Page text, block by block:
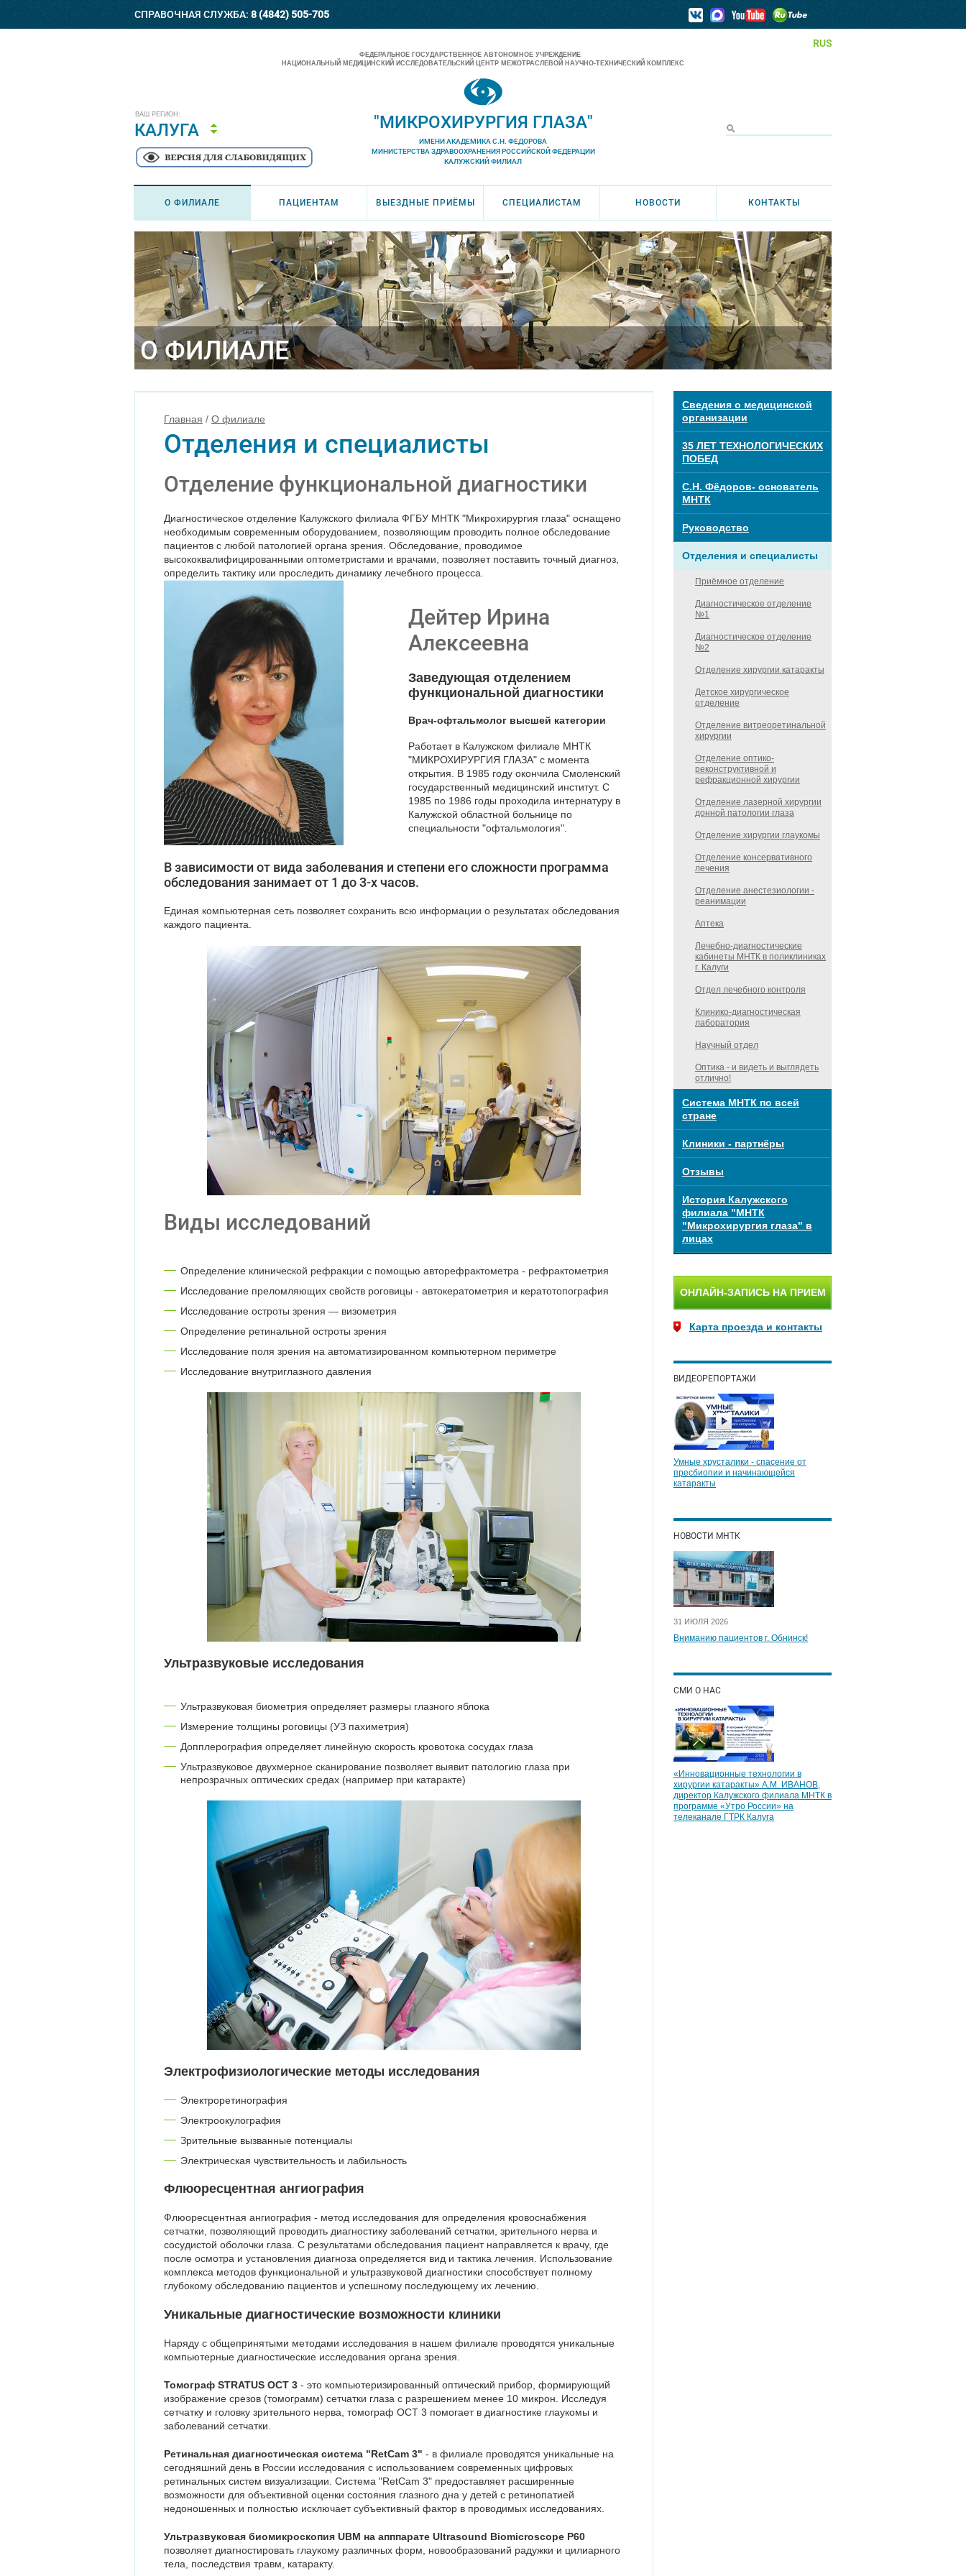
СПРАВОЧНАЯ СЛУЖБА: 8 (4842) 505-705
RUS
ВАШ РЕГИОН:
КАЛУГА
ФЕДЕРАЛЬНОЕ ГОСУДАРСТВЕННОЕ АВТОНОМНОЕ УЧРЕЖДЕНИЕ
НАЦИОНАЛЬНЫЙ МЕДИЦИНСКИЙ ИССЛЕДОВАТЕЛЬСКИЙ ЦЕНТР МЕЖОТРАСЛЕВОЙ НАУЧНО-ТЕХНИЧЕСКИЙ КОМПЛЕКС
"МИКРОХИРУРГИЯ ГЛАЗА"
ИМЕНИ АКАДЕМИКА С.Н. ФЕДОРОВА
МИНИСТЕРСТВА ЗДРАВООХРАНЕНИЯ РОССИЙСКОЙ ФЕДЕРАЦИИ
КАЛУЖСКИЙ ФИЛИАЛ
О ФИЛИАЛЕ ПАЦИЕНТАМ ВЫЕЗДНЫЕ ПРИЁМЫ СПЕЦИАЛИСТАМ НОВОСТИ КОНТАКТЫ
О ФИЛИАЛЕ
Главная / О филиале
Отделения и специалисты
Отделение функциональной диагностики
Диагностическое отделение Калужского филиала ФГБУ МНТК "Микрохирургия глаза" оснащено
необходимым современным оборудованием, позволяющим проводить полное обследование
пациентов с любой патологией органа зрения. Обследование, проводимое
высококвалифицированными оптометристами и врачами, позволяет поставить точный диагноз,
определить тактику или проследить динамику лечебного процесса.
Дейтер Ирина
Алексеевна
Заведующая отделением
функциональной диагностики
Врач-офтальмолог высшей категории
Работает в Калужском филиале МНТК
"МИКРОХИРУРГИЯ ГЛАЗА" с момента
открытия. В 1985 году окончила Смоленский
государственный медицинский институт. С
1985 по 1986 годы проходила интернатуру в
Калужской областной больнице по
специальности "офтальмология".
В зависимости от вида заболевания и степени его сложности программа
обследования занимает от 1 до 3-х часов.
Единая компьютерная сеть позволяет сохранить всю информации о результатах обследования
каждого пациента.
Виды исследований
Определение клинической рефракции с помощью авторефрактометра - рефрактометрия
Исследование преломляющих свойств роговицы - автокератометрия и кератотопография
Исследование остроты зрения — визометрия
Определение ретинальной остроты зрения
Исследование поля зрения на автоматизированном компьютерном периметре
Исследование внутриглазного давления
Ультразвуковые исследования
Ультразвуковая биометрия определяет размеры глазного яблока
Измерение толщины роговицы (УЗ пахиметрия)
Допплерография определяет линейную скорость кровотока сосудах глаза
Ультразвуковое двухмерное сканирование позволяет выявит патологию глаза при
непрозрачных оптических средах (например при катаракте)
Электрофизиологические методы исследования
Электроретинография
Электроокулография
Зрительные вызванные потенциалы
Электрическая чувствительность и лабильность
Флюоресцентная ангиография
Флюоресцентная ангиография - метод исследования для определения кровоснабжения
сетчатки, позволяющий проводить диагностику заболеваний сетчатки, зрительного нерва и
сосудистой оболочки глаза. С результатами обследования пациент направляется к врачу, где
после осмотра и установления диагноза определяется вид и тактика лечения. Использование
комплекса методов функциональной и ультразвуковой диагностики способствует полному
глубокому обследованию пациентов и успешному последующему их лечению.
Уникальные диагностические возможности клиники
Наряду с общепринятыми методами исследования в нашем филиале проводятся уникальные
компьютерные диагностические исследования органа зрения.
Томограф STRATUS ОСТ 3 - это компьютеризированный оптический прибор, формирующий
изображение срезов (томограмм) сетчатки глаза с разрешением менее 10 микрон. Исследуя
сетчатку и головку зрительного нерва, томограф ОСТ 3 помогает в диагностике глаукомы и
заболеваний сетчатки.
Ретинальная диагностическая система "RetCam 3" - в филиале проводятся уникальные на
сегодняшний день в России исследования с использованием современных цифровых
ретинальных систем визуализации. Система "RetCam 3" предоставляет расширенные
возможности для объективной оценки состояния глазного дна у детей с ретинопатией
недоношенных и полностью исключает субъективный фактор в проводимых исследованиях.
Ультразвуковая биомикроскопия UBM на апппарате Ultrasound Biomicroscope P60
позволяет диагностировать глаукому различных форм, новообразований радужки и цилиарного
тела, последствия травм, катаракту.
Сведения о медицинской
организации
35 ЛЕТ ТЕХНОЛОГИЧЕСКИХ
ПОБЕД
С.Н. Фёдоров- основатель
МНТК
Руководство
Отделения и специалисты
Приёмное отделение
Диагностическое отделение
№1
Диагностическое отделение
№2
Отделение хирургии катаракты
Детское хирургическое
отделение
Отделение витреоретинальной
хирургии
Отделение оптико-
реконструктивной и
рефракционной хирургии
Отделение лазерной хирургии
донной патологии глаза
Отделение хирургии глаукомы
Отделение консервативного
лечения
Отделение анестезиологии -
реанимации
Аптека
Лечебно-диагностические
кабинеты МНТК в поликлиниках
г. Калуги
Отдел лечебного контроля
Клинико-диагностическая
лаборатория
Научный отдел
Оптика - и видеть и выглядеть
отлично!
Система МНТК по всей
стране
Клиники - партнёры
Отзывы
История Калужского
филиала "МНТК
"Микрохирургия глаза" в
лицах
ОНЛАЙН-ЗАПИСЬ НА ПРИЕМ
Карта проезда и контакты
ВИДЕОРЕПОРТАЖИ
Умные хрусталики - спасение от
пресбиопии и начинающейся
катаракты
НОВОСТИ МНТК
31 ИЮЛЯ 2026
Вниманию пациентов г. Обнинск!
СМИ О НАС
«Инновационные технологии в
хирургии катаракты» А.М. ИВАНОВ,
директор Калужского филиала МНТК в
программе «Утро России» на
телеканале ГТРК Калуга